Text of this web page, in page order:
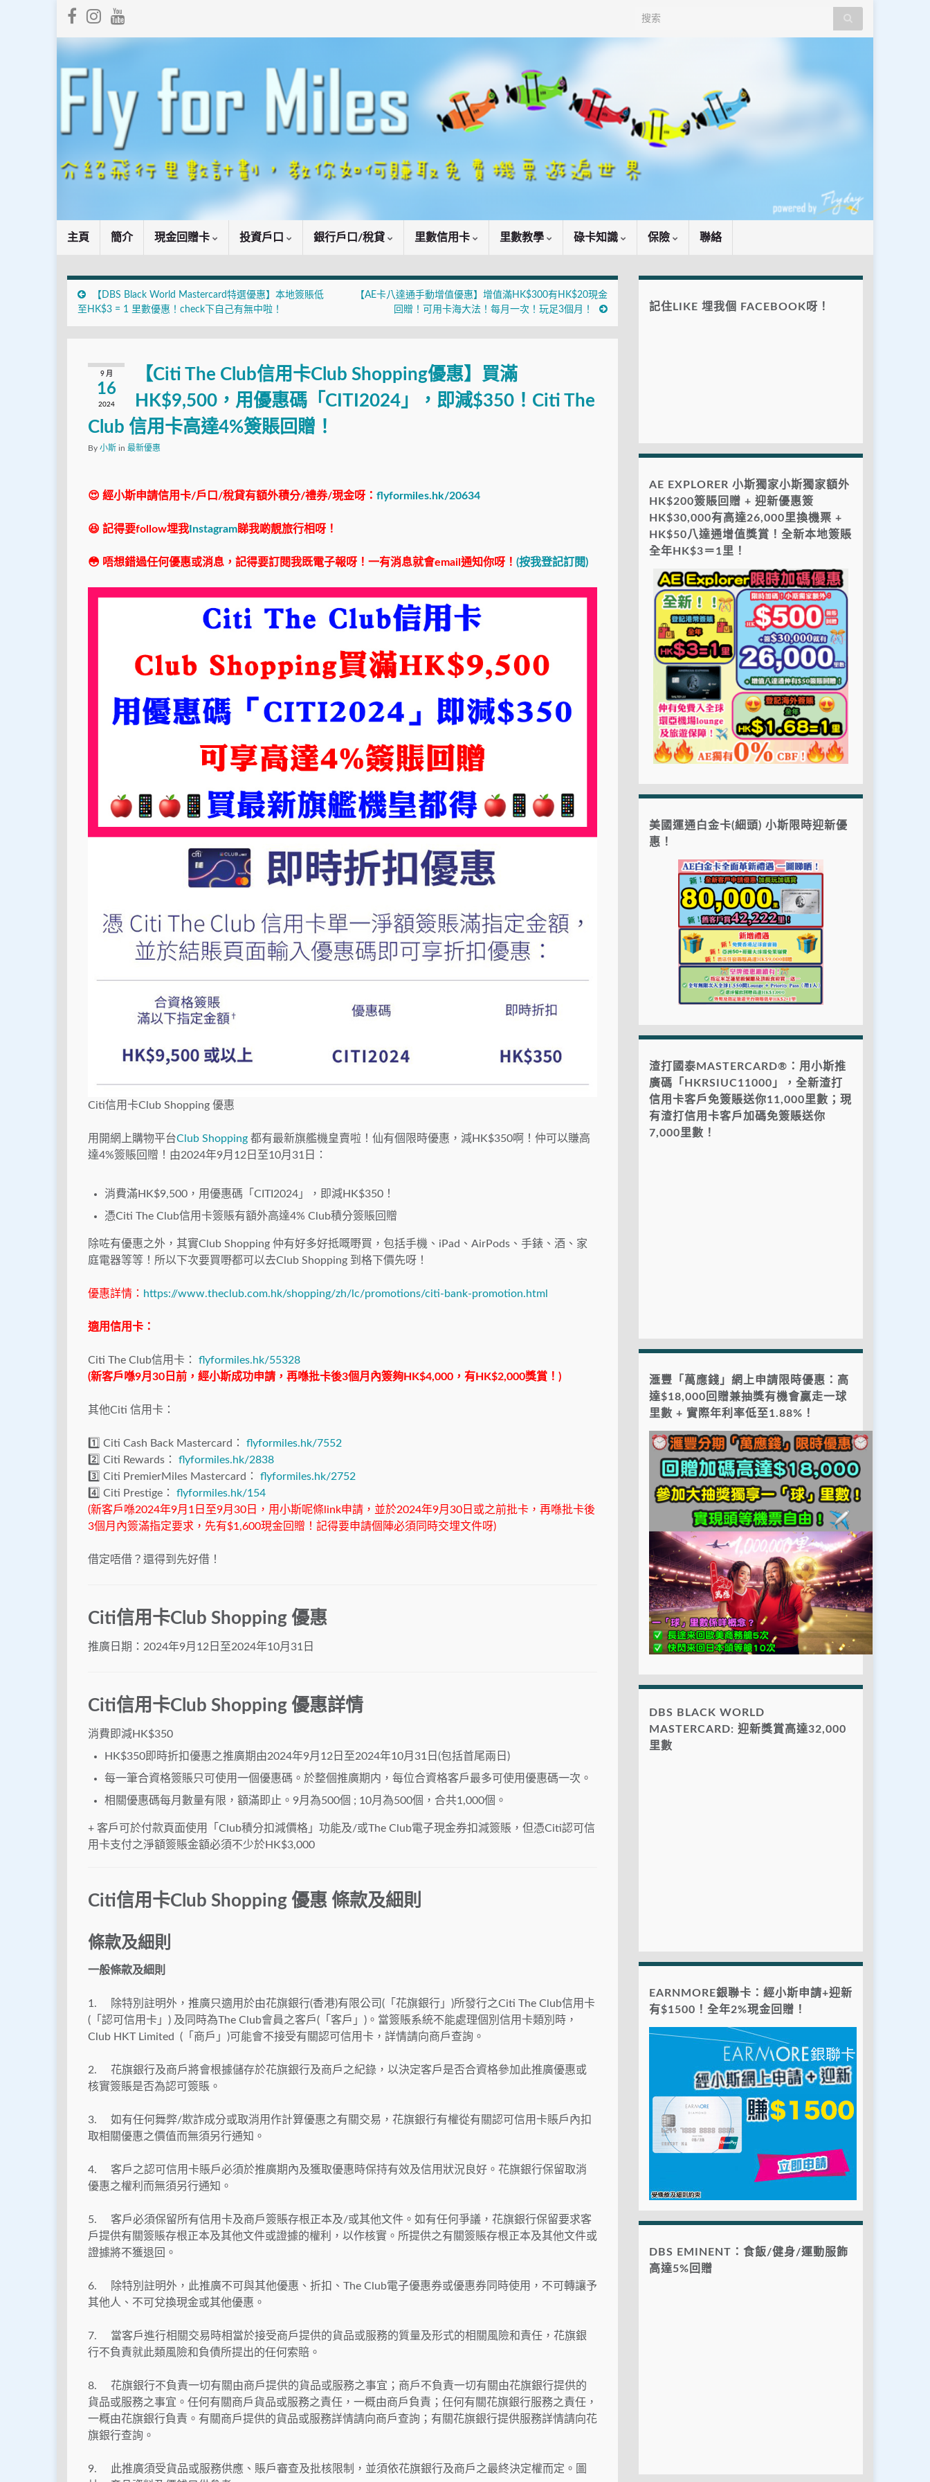
Search for:
主頁 簡介 現金回贈卡 投資戶口 銀行戶口/稅貸 里數信用卡 里數教學 碌卡知識 保險 聯絡
【DBS Black World Mastercard特選優惠】本地簽賬低
至HK$3 = 1 里數優惠！check下自己有無中啦！
【AE卡八達通手動增值優惠】增值滿HK$300有HK$20現金
回贈！可用卡海大法！每月一次！玩足3個月！
9 月
16
2024
【Citi The Club信用卡Club Shopping優惠】買滿
HK$9,500，用優惠碼「CITI2024」，即減$350！Citi The
Club 信用卡高達4%簽賬回贈！
By 小斯 in 最新優惠
😍 經小斯申請信用卡/戶口/稅貸有額外積分/禮券/現金呀： flyformiles.hk/20634
😆 記得要follow埋我 Instagram睇我啲靚旅行相呀！
😳 唔想錯過任何優惠或消息，記得要訂閱我既電子報呀！一有消息就會email通知你呀！ (按我登記訂閱)
Citi信用卡Club Shopping 優惠
用開網上購物平台Club Shopping 都有最新旗艦機皇賣啦！仙有個限時優惠，減HK$350啊！仲可以賺高
達4%簽賬回贈！由2024年9月12日至10月31日：
消費滿HK$9,500，用優惠碼「CITI2024」，即減HK$350！
憑Citi The Club信用卡簽賬有額外高達4% Club積分簽賬回贈
除咗有優惠之外，其實Club Shopping 仲有好多好抵嘅嘢買，包括手機、iPad、AirPods、手錶、酒、家
庭電器等等！所以下次要買嘢都可以去Club Shopping 到格下價先呀！
優惠詳情： https://www.theclub.com.hk/shopping/zh/lc/promotions/citi-bank-promotion.html
適用信用卡：
Citi The Club信用卡： flyformiles.hk/55328
(新客戶喺9月30 日前，經小斯成功申請，再喺批卡後3個月內簽夠HK$4,000 ，有 HK$2,000獎賞！ )
其他Citi 信用卡：
1️⃣ Citi Cash Back Mastercard： flyformiles.hk/7552
2️⃣ Citi Rewards：
flyformiles.hk/2838
3️⃣ Citi PremierMiles Mastercard： flyformiles.hk/2752
4️⃣ Citi Prestige：
flyformiles.hk/154
(新客戶喺2024年9月1日至9月30日，用小斯呢條link申請，並於2024年9月30日或之前批卡，再喺批卡後
3個月內簽滿指定要求，先有$1,600現金回贈！記得要申請個陣必須同時交埋文件呀)
借定唔借？還得到先好借！
Citi信用卡Club Shopping 優惠
推廣日期：2024年9月12日至2024年10月31日
Citi信用卡Club Shopping 優惠詳情
消費即減HK$350​
HK$350即時折扣優惠之推廣期由2024年9月12日至2024年10月31日(包括首尾兩日)​​
每一筆合資格簽賬只可使用一個優惠碼。於整個推廣期内，每位合資格客戶最多可使用優惠碼一次。​
相關優惠碼每月數量有限，額滿即止。9月為500個 ; 10月為500個，合共1,000個。​​
+ 客戶可於付款頁面使用「Club積分扣減價格」功能及/或The Club電子現金券扣減簽賬，但憑Citi認可信
用卡支付之淨額簽賬金額必須不少於HK$3,000​​
Citi信用卡Club Shopping 優惠 條款及細則
條款及細則
一般條款及細則
1. 除特別註明外，推廣只適用於由花旗銀行(香港)有限公司(「花旗銀行」)所發行之Citi The Club信用卡
(「認可信用卡」) 及同時為The Club會員之客戶(「客戶」)。當簽賬系統不能處理個別信用卡類別時，
Club HKT Limited (「商戶」)可能會不接受有關認可信用卡，詳情請向商戶查詢。
2. 花旗銀行及商戶將會根據儲存於花旗銀行及商戶之紀錄，以決定客戶是否合資格參加此推廣優惠或
核實簽賬是否為認可簽賬。
3. 如有任何舞弊/欺詐成分或取消用作計算優惠之有關交易，花旗銀行有權從有關認可信用卡賬戶內扣
取相關優惠之價值而無須另行通知。
4. 客戶之認可信用卡賬戶必須於推廣期內及獲取優惠時保持有效及信用狀況良好。花旗銀行保留取消
優惠之權利而無須另行通知。
5. 客戶必須保留所有信用卡及商戶簽賬存根正本及/或其他文件。如有任何爭議，花旗銀行保留要求客
戶提供有關簽賬存根正本及其他文件或證據的權利，以作核實。所提供之有關簽賬存根正本及其他文件或
證據將不獲退回。
6. 除特別註明外，此推廣不可與其他優惠、折扣、The Club電子優惠券或優惠券同時使用，不可轉讓予
其他人、不可兌換現金或其他優惠。
7. 當客戶進行相關交易時相當於接受商戶提供的貨品或服務的質量及形式的相關風險和責任，花旗銀
行不負責就此類風險和負債所提出的任何索賠。
8. 花旗銀行不負責一切有關由商戶提供的貨品或服務之事宜；商戶不負責一切有關由花旗銀行提供的
貨品或服務之事宜。任何有關商戶貨品或服務之責任，一概由商戶負責；任何有關花旗銀行服務之責任，
一概由花旗銀行負責。有關商戶提供的貨品或服務詳情請向商戶查詢；有關花旗銀行提供服務詳情請向花
旗銀行查詢。
9. 此推廣須受貨品或服務供應、賬戶審查及批核限制，並須依花旗銀行及商戶之最終決定權而定。圖
記住LIKE 埋我個 FACEBOOK呀！
AE EXPLORER 小斯獨家小斯獨家額外
HK$200簽賬回贈 + 迎新優惠簽
HK$30,000有高達26,000里換機票 +
HK$50八達通增值獎賞！全新本地簽賬
全年HK$3＝1里！
美國運通白金卡(細頭) 小斯限時迎新優
惠！
渣打國泰MASTERCARD®：用小斯推
廣碼「HKRSIUC11000」，全新渣打
信用卡客戶免簽賬送你11,000里數；現
有渣打信用卡客戶加碼免簽賬送你
7,000里數！
滙豐「萬應錢」網上申請限時優惠：高
達$18,000回贈兼抽獎有機會贏走一球
里數 + 實際年利率低至1.88%！
DBS BLACK WORLD
MASTERCARD: 迎新獎賞高達32,000
里數
EARNMORE銀聯卡：經小斯申請+迎新
有$1500！全年2%現金回贈！
DBS EMINENT：食飯/健身/運動服飾
高達5%回贈